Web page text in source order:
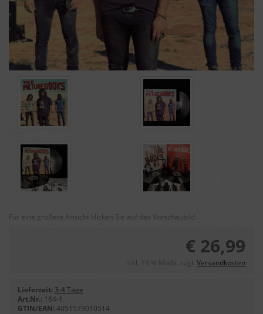
Für eine größere Ansicht klicken Sie auf das Vorschaubild
€ 26,99
inkl. 19 % MwSt. zzgl. Versandkosten
Lieferzeit: 3-4 Tage
Art.Nr.: 164-1
GTIN/EAN: 4051579010514